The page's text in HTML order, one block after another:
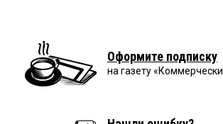
Оформите подписку
на газету